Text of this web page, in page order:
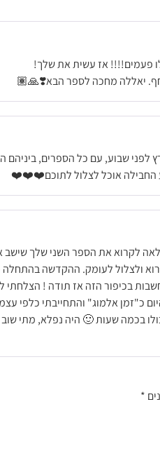
פעמים!!!! אז עשית את שלך!
יאללה מחכה לספר הבא❣️🙏🏽
שבוע, עם כל הספרים, ביניהם
החבילה אוכל לצלול לתוכם❤️❤️❤️
לקרוא את הספר השני שלך שישב
ולצלול לעומק. ההקדשה
בכיפור הזה אז תודה ! הצלחתי
כ"זמן אלמוג" והתחייבתי כלפי
בכמה שעות 🙂 היה נפלא, מתי
*